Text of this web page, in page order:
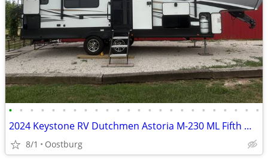
• • • • • • • • • • • • • • • • • • • • • • • •
2024 Keystone RV Dutchmen Astoria M-230 ML Fifth Wheel Gooseneck Trave
8/1 Oostburg